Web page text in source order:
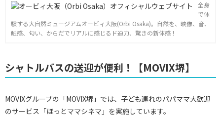
全身
で体
験する大自然ミュージアムオービィ大阪(Orbi Osaka)。自然を、映像、音、
触感、匂い、からだでリアルに感じるド迫力、驚きの新体感！
シャトルバスの送迎が便利！【MOVIX堺】
MOVIXグループの「MOVIX堺」では、子ども連れのパパママ大歓迎
のサービス「ほっとママシネマ」を実施しています。